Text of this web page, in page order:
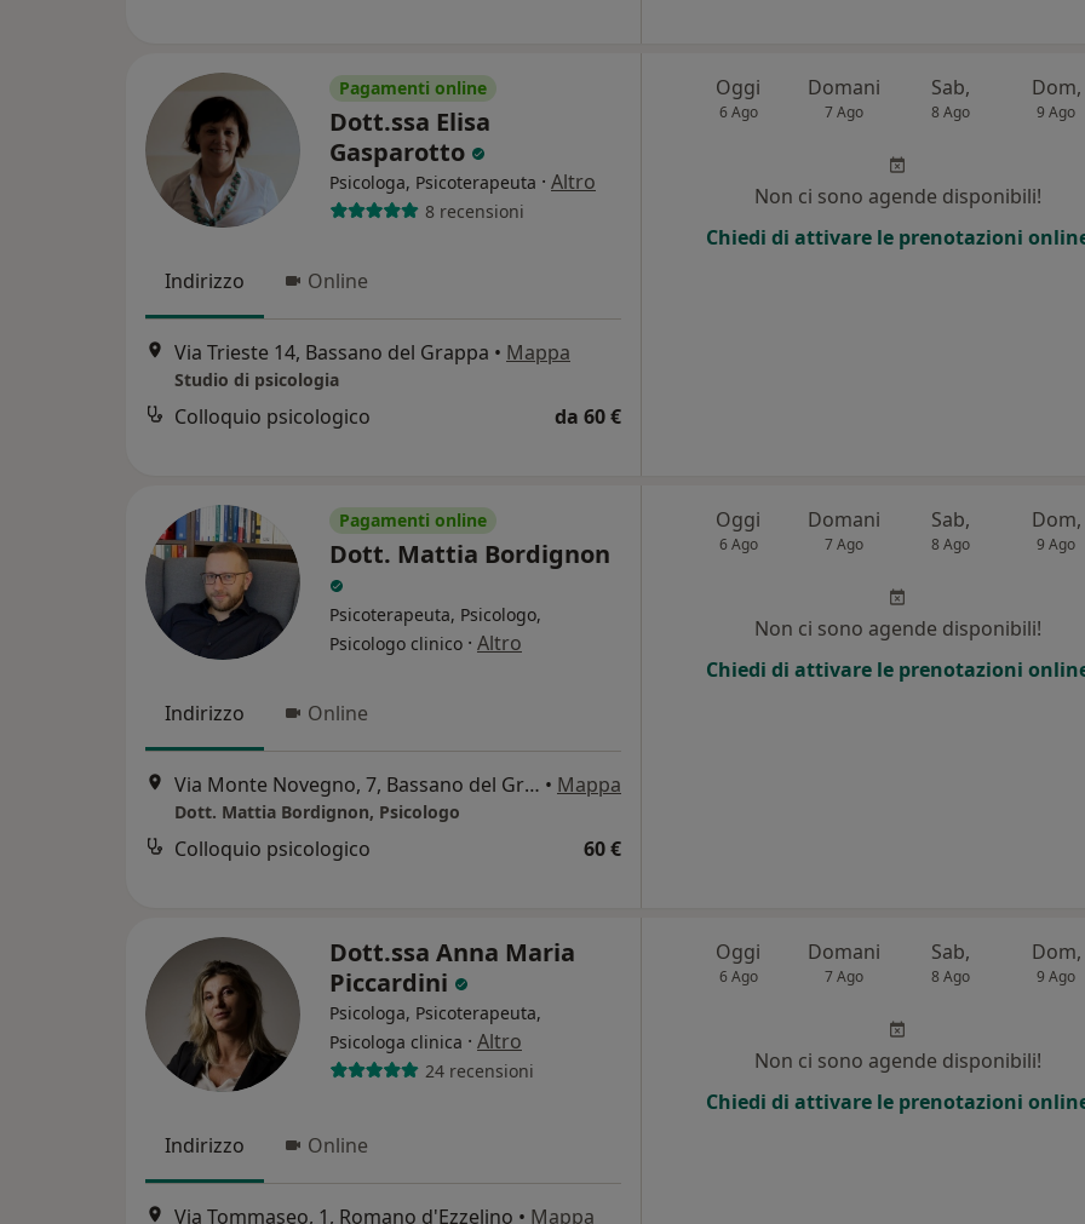
Pagamenti online
Dott.ssa Elisa
Gasparotto
Psicologa, Psicoterapeuta · Altro
8 recensioni
Indirizzo Online
Via Trieste 14, Bassano del Grappa • Mappa
Studio di psicologia
Colloquio psicologico da 60 €
Oggi
6 Ago
Domani
7 Ago
Sab,
8 Ago
Dom,
9 Ago
Non ci sono agende disponibili!
Chiedi di attivare le prenotazioni
Pagamenti online
Dott. Mattia Bordignon
Psicoterapeuta, Psicologo,
Psicologo clinico · Altro
Indirizzo Online
Via Monte Novegno, 7, Bassano del Grappa • Mappa
Dott. Mattia Bordignon, Psicologo
Colloquio psicologico 60 €
Oggi
6 Ago
Domani
7 Ago
Sab,
8 Ago
Dom,
9 Ago
Non ci sono agende disponibili!
Chiedi di attivare le prenotazioni
Dott.ssa Anna Maria
Piccardini
Psicologa, Psicoterapeuta,
Psicologa clinica · Altro
24 recensioni
Indirizzo Online
Via Tommaseo, 1, Romano d'Ezzelino • Mappa
Oggi
6 Ago
Domani
7 Ago
Sab,
8 Ago
Dom,
9 Ago
Non ci sono agende disponibili!
Chiedi di attivare le prenotazioni